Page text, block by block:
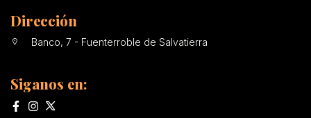
Dirección
Banco, 7 - Fuenterroble de Salvatierra
Siganos en: